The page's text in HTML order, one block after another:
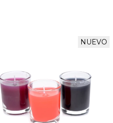
NUEVO